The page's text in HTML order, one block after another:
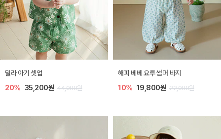
밀라 아기 셋업
20% 35,200원 44,000원
해피 베베 요루 썸머 바지
10% 19,800원 22,000원